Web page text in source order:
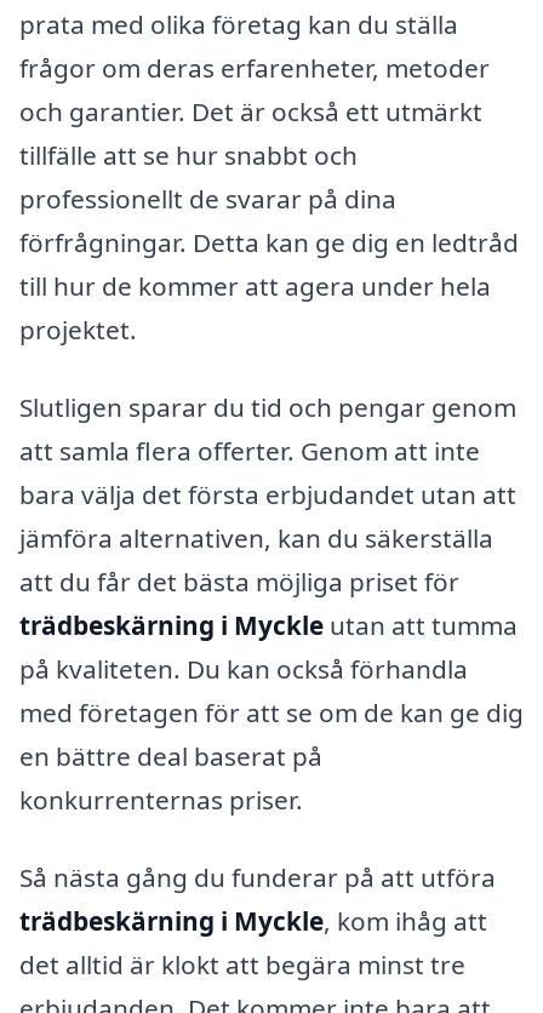
prata med olika företag kan du ställa
frågor om deras erfarenheter, metoder
och garantier. Det är också ett utmärkt
tillfälle att se hur snabbt och
professionellt de svarar på dina
förfrågningar. Detta kan ge dig en ledtråd
till hur de kommer att agera under hela
projektet.
Slutligen sparar du tid och pengar genom
att samla flera offerter. Genom att inte
bara välja det första erbjudandet utan att
jämföra alternativen, kan du säkerställa
att du får det bästa möjliga priset för
trädbeskärning i Myckle utan att tumma
på kvaliteten. Du kan också förhandla
med företagen för att se om de kan ge dig
en bättre deal baserat på
konkurrenternas priser.
Så nästa gång du funderar på att utföra
trädbeskärning i Myckle, kom ihåg att
det alltid är klokt att begära minst tre